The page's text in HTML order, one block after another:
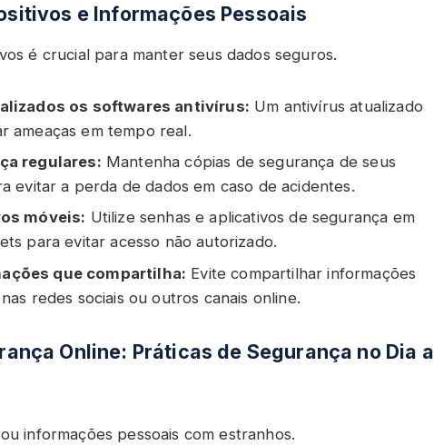
e Informações Pessoais
é crucial para manter seus dados seguros.
os softwares antivírus: Um antivírus atualizado
ameaças em tempo real.
regulares: Mantenha cópias de segurança de seus
evitar a perda de dados em caso de acidentes.
móveis: Utilize senhas e aplicativos de segurança em
para evitar acesso não autorizado.
que compartilha: Evite compartilhar informações
redes sociais ou outros canais online.
Online: Práticas de Segurança no Dia a
informações pessoais com estranhos.